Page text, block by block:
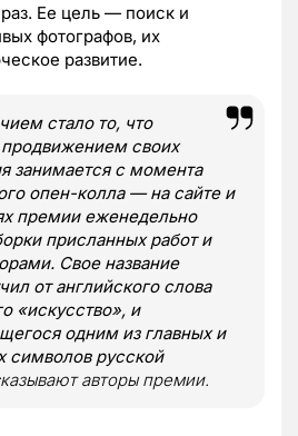
Ее цель — поиск и
фотографов, их
развитие.
стало то, что
своих
занимается с момента
опен-колла — на сайте и
премии еженедельно
присланных работ и
Свое название
от английского слова
«искусство», и
одним из главных и
символов русской
авторы премии.